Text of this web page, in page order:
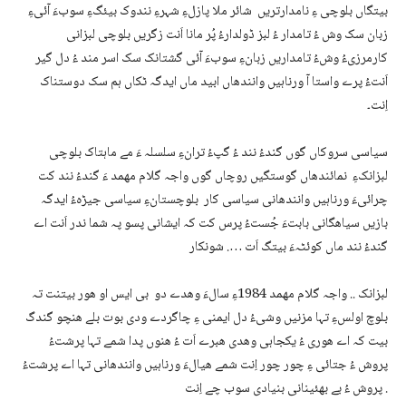
بیتگاں بلوچی ءِ نامدارتریں شائر ملا پازلءِ شہرءِ نندوک بیئگءِ سوبءَ آئیءِ
زبان سک وش ءُ تامدار ءُ لبز ڈولدارءُ پُر مانا اَنت زگریں بلوچی لبزانی
کارمرزیءُ وشءُ تامداریں زبانءِ سوبءَ آئی گشتانک سک اسر مند ءُ دل گیر
اَنتءُ پرے واستا آ ورناہیں وانندھاں ابید ماں ایدگہ ٹکاں ہم سک دوستناک
اِنت۔
سیاسی سروکاں گوں گندءُ نند ءُ گپءُ ترانءِ سلسلہ ءَ مے ماہتاک بلوچی
لبزانکءِ نمائندھاں گوستگیں روچاں گوں واجہ گلام مھمد ءَ گندءُ نند کت
چرائیءَ ورناہیں وانندھانی سیاسی کار بلوچستانءِ سیاسی جیڑہءُ ایدگہ
بازیں سیاھگانی بابتءَ جُستءُ پرس کت کہ ایشانی پسو پہ شما ندر اَنت اے
گندءُ نند ماں کوئٹہءَ بیتگ اَت …. شونکار
لبزانک .. واجہ گلام مھمد 1984ءِ سالءَ وھدے دو بی ایس او ھور بیتنت تہ
بلوچ اولسءِ تہا مزنیں وشیءُ دل ایمنی ءِ چاگردے ودی بوت بلے ھنچو گندگ
بیت کہ اے ھوری ءُ یکجاہی وھدی ھبرے اَت ءُ ھنوں پدا شمے تہا پرشتءُ
پروش ءُ جتائی ءِ چور چور اِنت شمے ھیالءَ ورناہیں وانندھانی تہا اے پرشتءُ
پروش ءُ بے بھئینانی بنیادی سوب چے اِنت .